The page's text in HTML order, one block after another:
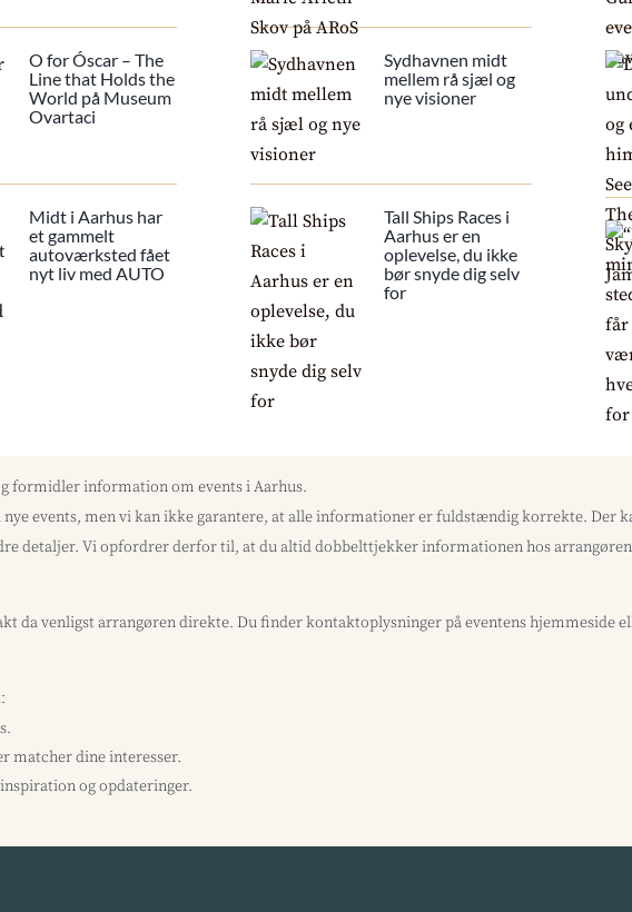
O for Óscar – The
Line that Holds the
World på Museum
Ovartaci
Midt i Aarhus har
et gammelt
autoværksted fået
nyt liv med AUTO
Sydhavnen midt
mellem rå sjæl og
nye visioner
Tall Ships Races i
Aarhus er en
oplevelse, du ikke
bør snyde dig selv
for
formidler information om events i Aarhus.
events, men vi kan ikke garantere, at alle informationer er fuldstændig korrekte. Der
detaljer. Vi opfordrer derfor til, at du altid dobbelttjekker informationen hos
da venligst arrangøren direkte. Du finder kontaktoplysninger på eventens hjemmeside
matcher dine interesser.
og opdateringer.